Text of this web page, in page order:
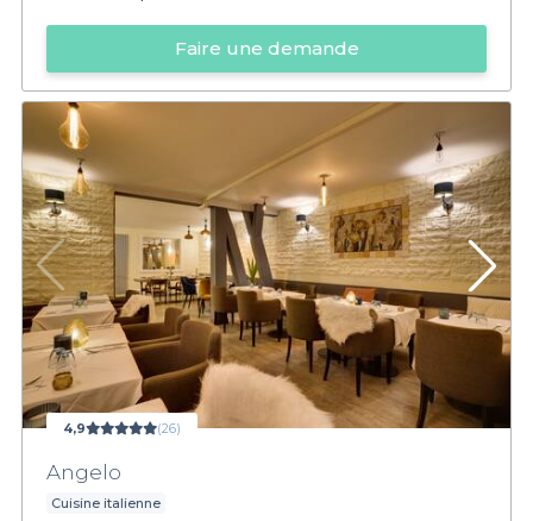
Faire une demande
4,9 (26)
Angelo
Cuisine italienne